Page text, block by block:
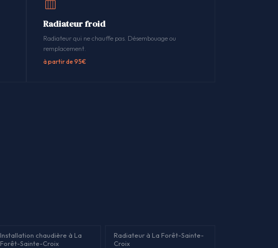
Radiateur froid
Radiateur qui ne chauffe pas. Désembouage ou
remplacement.
à partir de 95€
Installation chaudière à La
Forêt-Sainte-Croix
Radiateur à La Forêt-Sainte-
Croix